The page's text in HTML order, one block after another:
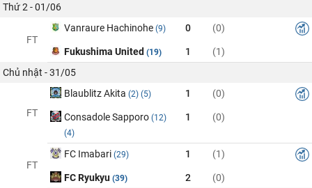
Thứ 2 - 01/06
FT
Vanraure Hachinohe (9) 0 (0)
Fukushima United (19) 1
(1)
Chủ nhật - 31/05
FT
Blaublitz Akita (2) (5) 1 (0)
Consadole Sapporo (12)
(4)
1 (0)
FT
FC Imabari (29) 1 (1)
FC Ryukyu (39) 2 (0)